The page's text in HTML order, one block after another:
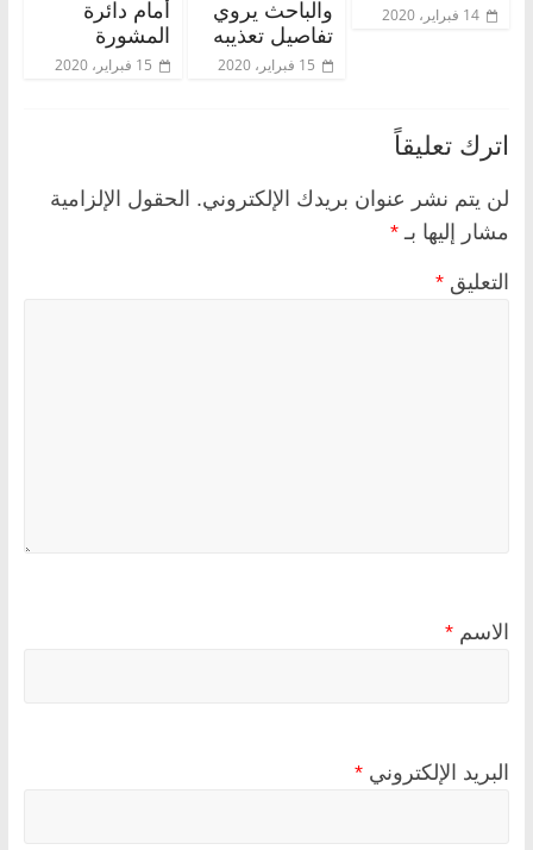
14 فبراير، 2020
والباحث يروي
تفاصيل تعذيبه
15 فبراير، 2020
أمام دائرة
المشورة
15 فبراير، 2020
اترك تعليقاً
لن يتم نشر عنوان بريدك الإلكتروني. الحقول الإلزامية
مشار إليها بـ *
التعليق *
الاسم *
البريد الإلكتروني *